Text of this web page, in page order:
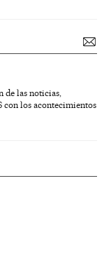
de las noticias,
con los acontecimientos